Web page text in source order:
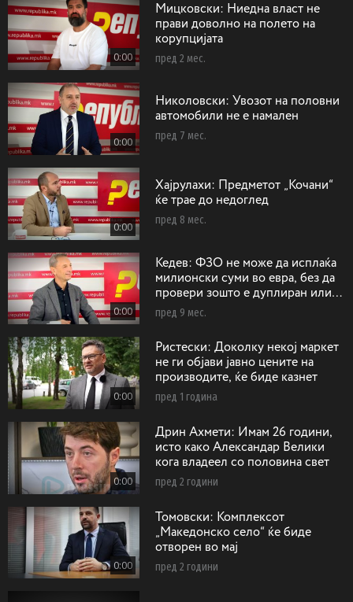
0:00
Мицковски: Ниедна власт не
прави доволно на полето на
корупцијата
пред 2 мес.
0:00
Николовски: Увозот на половни
автомобили не е намален
пред 7 мес.
0:00
Хајрулахи: Предметот „Кочани“
ќе трае до недоглед
пред 8 мес.
0:00
Кедев: ФЗО не може да исплаќа
милионски суми во евра, без да
провери зошто е дуплиран или
триплиран бројот на операции на
срце
пред 9 мес.
0:00
Ристески: Доколку некој маркет
не ги објави јавно цените на
производите, ќе биде казнет
пред 1 година
0:00
Дрин Ахмети: Имам 26 години,
исто како Александар Велики
кога владеел со половина свет
пред 2 години
0:00
Toмовски: Koмплексот
„Македонско село“ ќе биде
отворен во мај
пред 2 години